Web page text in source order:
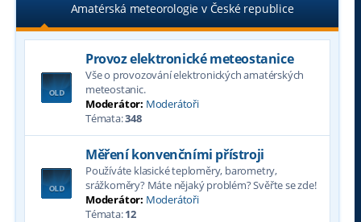
Amatérská meteorologie v České republice
Provoz elektronické meteostanice
Vše o provozování elektronických amatérských
meteostanic.
Moderátor: Moderátoři
Témata:348
Měření konvenčními přístroji
Používáte klasické teploměry, barometry,
srážkoměry? Máte nějaký problém? Svěřte se zde!
Moderátor: Moderátoři
Témata:12